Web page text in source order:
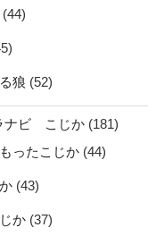
(44)
狼 (52)
ナビ こじか (181)
ったこじか (44)
(43)
か (37)